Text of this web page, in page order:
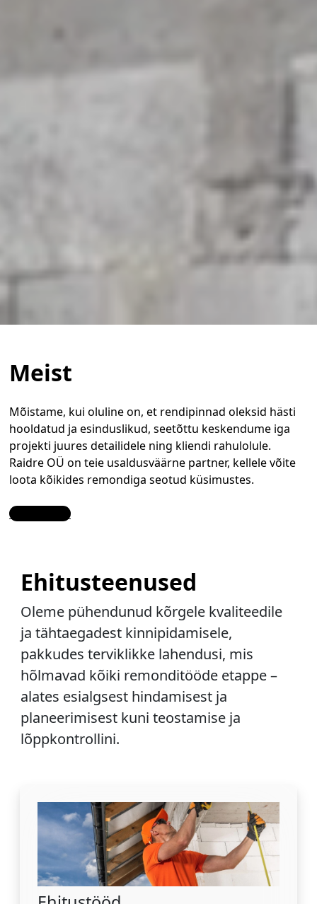
Meist
Mõistame, kui oluline on, et rendipinnad oleksid hästi
hooldatud ja esinduslikud, seetõttu keskendume iga
projekti juures detailidele ning kliendi rahulolule.
Raidre OÜ on teie usaldusväärne partner, kellele võite
loota kõikides remondiga seotud küsimustes.
Contact Us
Ehitusteenused
Oleme pühendunud kõrgele kvaliteedile
ja tähtaegadest kinnipidamisele,
pakkudes terviklikke lahendusi, mis
hõlmavad kõiki remonditööde etappe –
alates esialgsest hindamisest ja
planeerimisest kuni teostamise ja
lõppkontrollini.